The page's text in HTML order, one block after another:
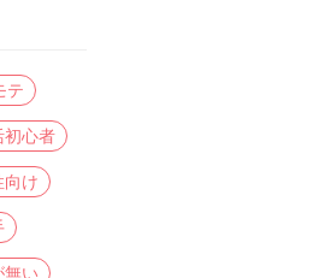
テ
初心者
向け
無い